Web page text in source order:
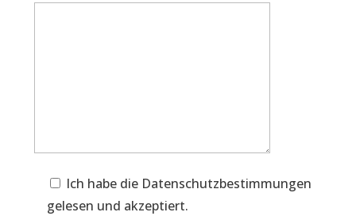
Ich habe die Datenschutzbestimmungen
gelesen und akzeptiert.